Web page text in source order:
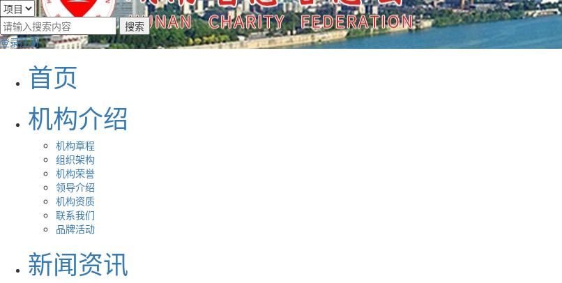
登录注册
首页
机构介绍
机构章程
组织架构
机构荣誉
领导介绍
机构资质
联系我们
品牌活动
新闻资讯